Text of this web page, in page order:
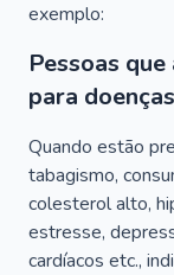
exemplo:
Pessoas
para
Quando estão
tabagismo,
colesterol alto,
estresse,
cardíacos etc.,